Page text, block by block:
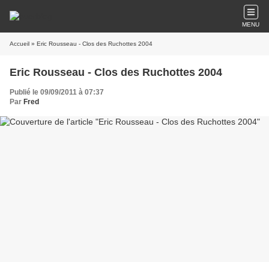
MENU
Accueil » Eric Rousseau - Clos des Ruchottes 2004
Eric Rousseau - Clos des Ruchottes 2004
Publié le 09/09/2011 à 07:37
Par Fred